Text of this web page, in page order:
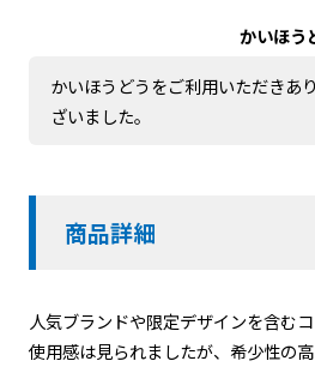
かいほう
かいほうどうをご利用いただきあ
ざいました。
商品詳細
人気ブランドや限定デザインを含む
使用感は見られましたが、希少性の